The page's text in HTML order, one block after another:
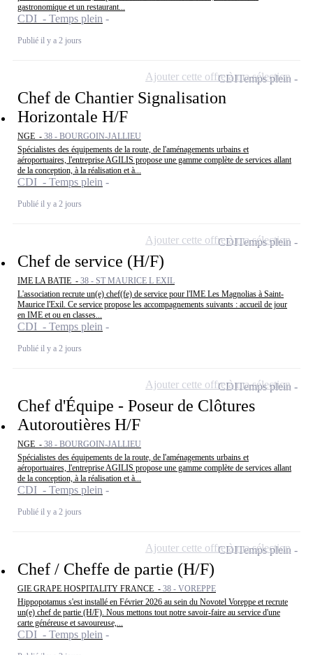
gastronomique et un restaurant...
CDI - Temps plein
Publié il y a 2 jours
Chef de Chantier Signalisation
Horizontale H/F
NGE - 38 - BOURGOIN-JALLIEU
Spécialistes des équipements de la route, de l'aménagements urbains et
aéroportuaires, l'entreprise AGILIS propose une gamme complète de services allant
de la conception, à la réalisation et à...
CDI - Temps plein
Publié il y a 2 jours
CDITemps plein
Ajouter cette offre à ma sélection
Chef de service (H/F)
IME LA BATIE - 38 - ST MAURICE L EXIL
L'association recrute un(e) chef(fe) de service pour l'IME Les Magnolias à Saint-
Maurice l'Exil. Ce service propose les accompagnements suivants : accueil de jour
en IME et ou en classes...
CDI - Temps plein
Publié il y a 2 jours
CDITemps plein
Ajouter cette offre à ma sélection
Chef d'Équipe - Poseur de Clôtures
Autoroutières H/F
NGE - 38 - BOURGOIN-JALLIEU
Spécialistes des équipements de la route, de l'aménagements urbains et
aéroportuaires, l'entreprise AGILIS propose une gamme complète de services allant
de la conception, à la réalisation et à...
CDI - Temps plein
Publié il y a 2 jours
CDITemps plein
Ajouter cette offre à ma sélection
Chef / Cheffe de partie (H/F)
GIE GRAPE HOSPITALITY FRANCE - 38 - VOREPPE
Hippopotamus s'est installé en Février 2026 au sein du Novotel Voreppe et recrute
un(e) chef de partie (H/F). Nous mettons tout notre savoir-faire au service d'une
carte généreuse et savoureuse,...
CDI - Temps plein
CDITemps plein
Ajouter cette offre à ma sélection